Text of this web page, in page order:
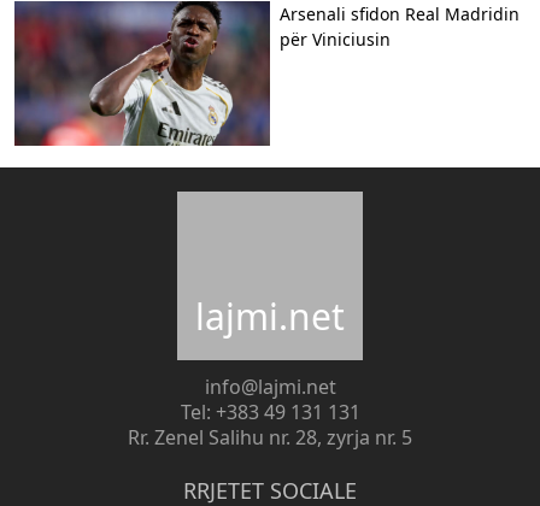
​Arsenali sfidon Real Madridin
për Viniciusin
lajmi.net
info@lajmi.net
Tel: +383 49 131 131
Rr. Zenel Salihu nr. 28, zyrja nr. 5
RRJETET SOCIALE